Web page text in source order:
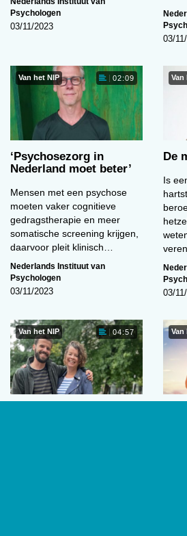
Psychologen
03/11/2023
03/
Van het NIP 02:09
‘Psychosezorg in
Nederland moet beter’
Mensen met een psychose
moeten vaker cognitieve
gedragstherapie en meer
somatische screening krijgen,
daarvoor pleit klinisch…
Nederlands Instituut van
Psychologen
03/11/2023
Van
De
Is
03/
Van het NIP 04:57 Van